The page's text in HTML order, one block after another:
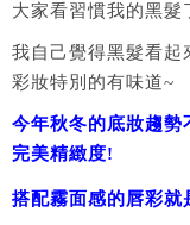
大家看習慣我的黑髮
我自己覺得黑髮看起
彩妝特別的有味道~
今年秋冬的底妝趨勢
完美精緻度!
搭配霧面感的唇彩